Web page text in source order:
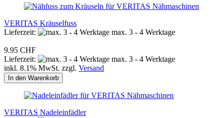
VERITAS Kräuselfuss
Lieferzeit:
max. 3 - 4 Werktage
9.95 CHF
Lieferzeit:
max. 3 - 4 Werktage
inkl. 8.1% MwSt. zzgl. Versand
In den Warenkorb
VERITAS Nadeleinfädler